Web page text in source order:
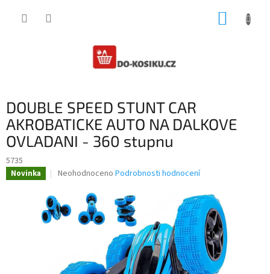
DOUBLE SPEED STUNT CAR
AKROBATICKE AUTO NA DALKOVE
OVLADANI - 360 stupnu
5735
Novinka
Průměrné
produktu
je
0,0
Neohodnoceno Podrobnosti hodnocení